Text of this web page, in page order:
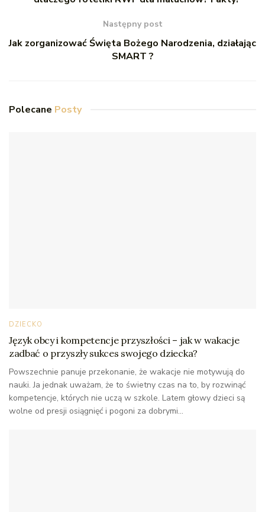
Następny post
Jak zorganizować Święta Bożego Narodzenia, działając
SMART ?
Polecane Posty
DZIECKO
Język obcy i kompetencje przyszłości – jak w wakacje
zadbać o przyszły sukces swojego dziecka?
Powszechnie panuje przekonanie, że wakacje nie motywują do
nauki. Ja jednak uważam, że to świetny czas na to, by rozwinąć
kompetencje, których nie uczą w szkole. Latem głowy dzieci są
wolne od presji osiągnięć i pogoni za dobrymi...